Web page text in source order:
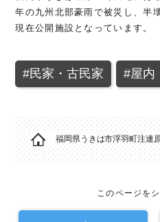
お問い合わせ
年の九州北部豪雨で被災し、半
現在公開施設となっています。
#民家・古民家 #屋内
福岡県うきは市浮羽町注連
このページを
#神社・仏閣 #古墳
#日の出 #夜